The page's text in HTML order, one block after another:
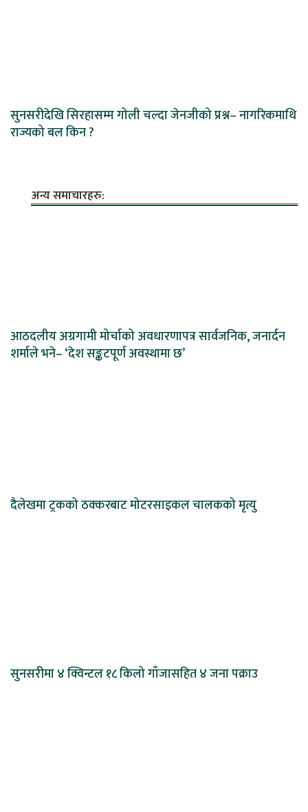
सुनसरीदेखि सिरहासम्म गोली चल्दा जेनजीको प्रश्न– नागरिकमाथि
राज्यको बल किन ?
अन्य समाचारहरु:
आठदलीय अग्रगामी मोर्चाको अवधारणापत्र सार्वजनिक, जनार्दन
शर्माले भने– ‘देश सङ्कटपूर्ण अवस्थामा छ’
दैलेखमा ट्रकको ठक्करबाट मोटरसाइकल चालकको मृत्यु
सुनसरीमा ४ क्विन्टल १८ किलो गाँजासहित ४ जना पक्राउ